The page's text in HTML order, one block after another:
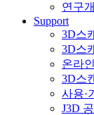
연구
Support
3D스
3D스
온라
3D스
사용·
J3D